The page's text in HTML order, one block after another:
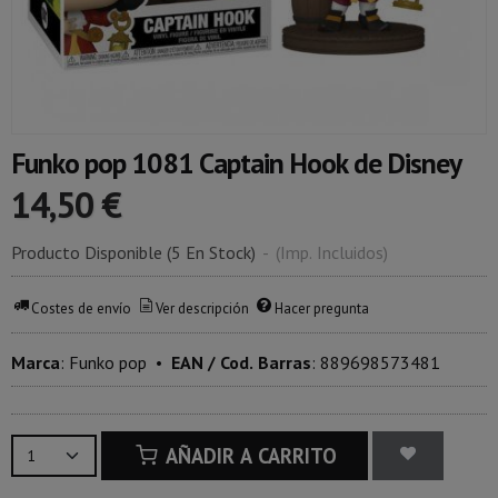
Funko pop 1081 Captain Hook de Disney
14,50 €
Producto Disponible (5 En Stock) - (Imp. Incluidos)
Costes de envío Ver descripción Hacer pregunta
Marca: Funko pop • EAN / Cod. Barras: 889698573481
AÑADIR A CARRITO